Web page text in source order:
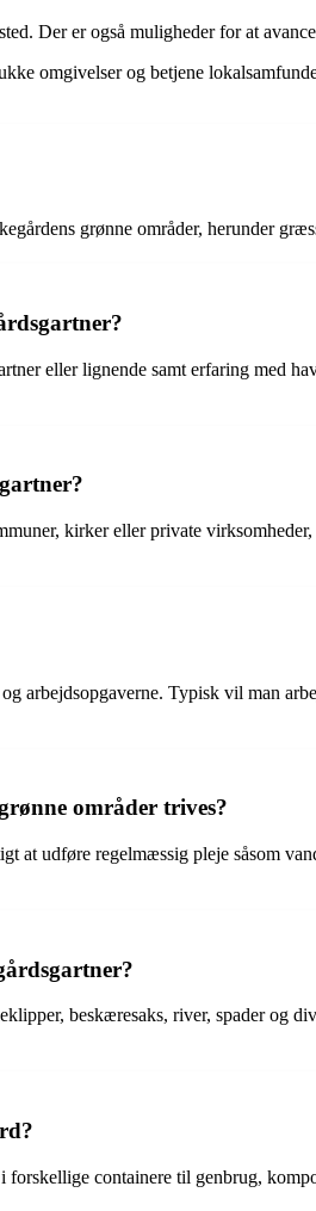
Der er også muligheder for at
omgivelser og betjene
grønne områder, herunder
eller lignende samt erfaring med
kirker eller private
arbejdsopgaverne. Typisk vil man
områder trives?
at udføre regelmæssig pleje såsom
beskæresaks, river, spader og
containere til genbrug,